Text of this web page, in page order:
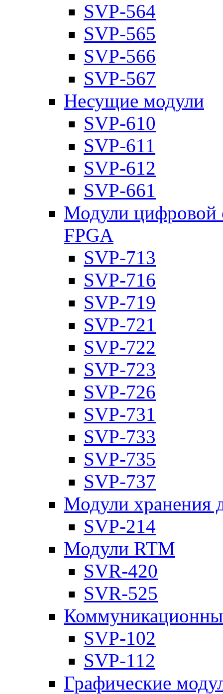
SVP-564
SVP-565
SVP-566
SVP-567
Несущие модули
SVP-610
SVP-611
SVP-612
SVP-661
Модули цифровой
FPGA
SVP-713
SVP-716
SVP-719
SVP-721
SVP-722
SVP-723
SVP-726
SVP-731
SVP-733
SVP-735
SVP-737
Модули хранения
SVP-214
Модули RTM
SVR-420
SVR-525
SVP-102
SVP-112
Графические